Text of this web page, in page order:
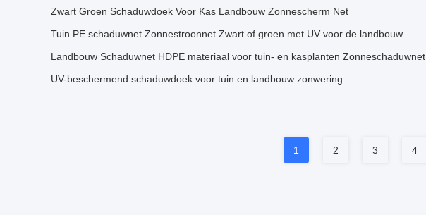
Zwart Groen Schaduwdoek Voor Kas Landbouw Zonnescherm Net
Tuin PE schaduwnet Zonnestroonnet Zwart of groen met UV voor de landbouw
Landbouw Schaduwnet HDPE materiaal voor tuin- en kasplanten Zonneschaduwnet
UV-beschermend schaduwdoek voor tuin en landbouw zonwering
1 2 3 4